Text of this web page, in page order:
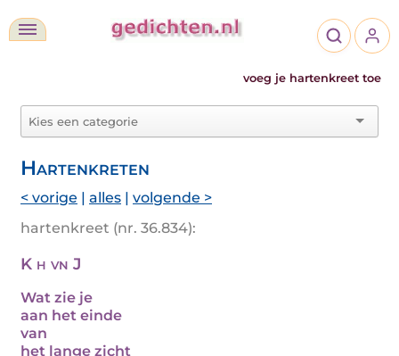
voeg je hartenkreet toe
Hartenkreten
< vorige | alles | volgende >
hartenkreet (nr. 36.834):
K h vn J
Wat zie je
aan het einde
van
het lange zicht